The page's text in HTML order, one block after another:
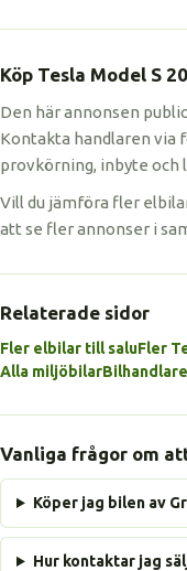
Köp Tesla Model S
Den här annonsen
Kontakta handlaren via
provkörning, inbyte och
Vill du jämföra fler
att se fler annonser i
Relaterade sidor
Fler elbilar till saluFler
Alla miljöbilarBilhandlare
Vanliga frågor om
Köper jag bilen av
Hur kontaktar jag